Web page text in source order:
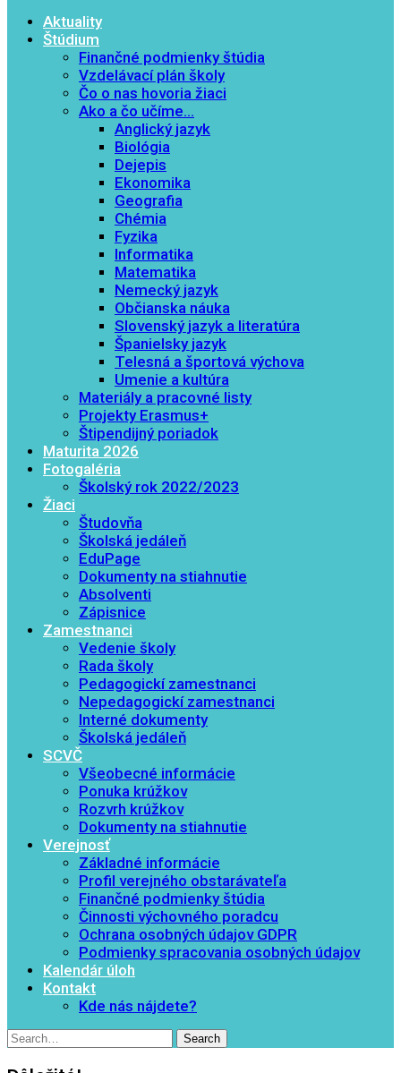
Aktuality
Štúdium
Finančné podmienky štúdia
Vzdelávací plán školy
Čo o nas hovoria žiaci
Ako a čo učíme…
Anglický jazyk
Biológia
Dejepis
Ekonomika
Geografia
Chémia
Fyzika
Informatika
Matematika
Nemecký jazyk
Občianska náuka
Slovenský jazyk a literatúra
Španielsky jazyk
Telesná a športová výchova
Umenie a kultúra
Materiály a pracovné listy
Projekty Erasmus+
Štipendijný poriadok
Maturita 2026
Fotogaléria
Školský rok 2022/2023
Žiaci
Študovňa
Školská jedáleň
EduPage
Dokumenty na stiahnutie
Absolventi
Zápisnice
Zamestnanci
Vedenie školy
Rada školy
Pedagogickí zamestnanci
Nepedagogickí zamestnanci
Interné dokumenty
Školská jedáleň
SCVČ
Všeobecné informácie
Ponuka krúžkov
Rozvrh krúžkov
Dokumenty na stiahnutie
Verejnosť
Základné informácie
Profil verejného obstarávateľa
Finančné podmienky štúdia
Činnosti výchovného poradcu
Ochrana osobných údajov GDPR
Podmienky spracovania osobných údajov
Kalendár úloh
Kontakt
Kde nás nájdete?